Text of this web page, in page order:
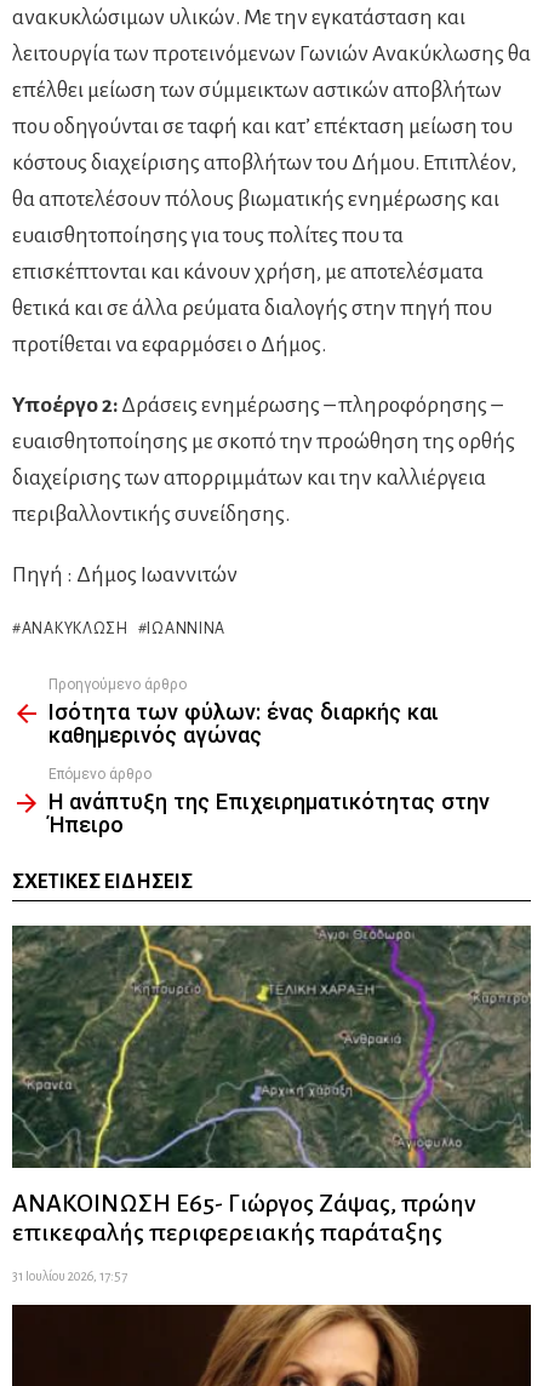
ανακυκλώσιμων υλικών. Με την εγκατάσταση και
λειτουργία των προτεινόμενων Γωνιών Ανακύκλωσης θα
επέλθει μείωση των σύμμεικτων αστικών αποβλήτων
που οδηγούνται σε ταφή και κατ’ επέκταση μείωση του
κόστους διαχείρισης αποβλήτων του Δήμου. Επιπλέον,
θα αποτελέσουν πόλους βιωματικής ενημέρωσης και
ευαισθητοποίησης για τους πολίτες που τα
επισκέπτονται και κάνουν χρήση, με αποτελέσματα
θετικά και σε άλλα ρεύματα διαλογής στην πηγή που
προτίθεται να εφαρμόσει ο Δήμος.
Υποέργο 2: Δράσεις ενημέρωσης – πληροφόρησης –
ευαισθητοποίησης με σκοπό την προώθηση της ορθής
διαχείρισης των απορριμμάτων και την καλλιέργεια
περιβαλλοντικής συνείδησης.
Πηγή : Δήμος Ιωαννιτών
ΑΝΑΚΎΚΛΩΣΗ ΙΩΆΝΝΙΝΑ
more
Προηγούμενο άρθρο
Ισότητα των φύλων: ένας διαρκής και
καθημερινός αγώνας
Επόμενο άρθρο
Η ανάπτυξη της Επιχειρηματικότητας στην
Ήπειρο
ΣΧΕΤΙΚΈΣ ΕΙΔΉΣΕΙΣ
ΑΝΑΚΟΙΝΩΣΗ Ε65- Γιώργος Ζάψας, πρώην
επικεφαλής περιφερειακής παράταξης
31 Ιουλίου 2026, 17:57